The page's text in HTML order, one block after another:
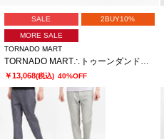
SALE 2BUY10%
MORE SALE
TORNADO MART
TORNADO MART∴トゥーンダンドライ5PKパンツ
￥13,068(税込) 40%OFF